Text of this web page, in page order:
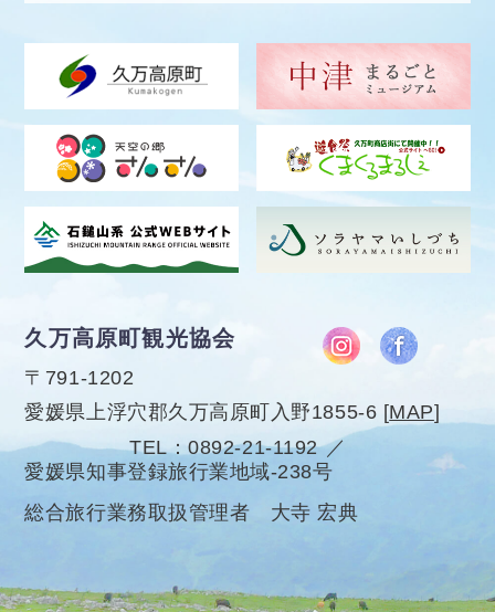
久万高原町観光協会
〒791-1202
愛媛県上浮穴郡久万高原町入野1855-6 [MAP]
TEL
0892-21-1192
愛媛県知事登録旅行業地域-238号
総合旅行業務取扱管理者 大寺 宏典